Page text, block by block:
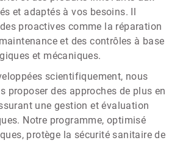
et adaptés à vos besoins. Il
proactives comme la réparation
et des contrôles à base
et mécaniques.
scientifiquement, nous
proposer des approches de plus en
une gestion et évaluation
Notre programme, optimisé
protège la sécurité sanitaire de